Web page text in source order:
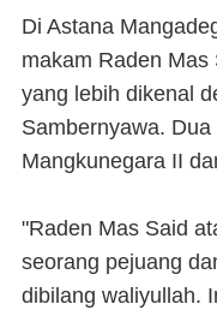
Di Astana
makam Raden
yang lebih dikenal
Sambernyawa.
Mangkunegara II
"Raden Mas Said
seorang pejuang
dibilang waliyullah.